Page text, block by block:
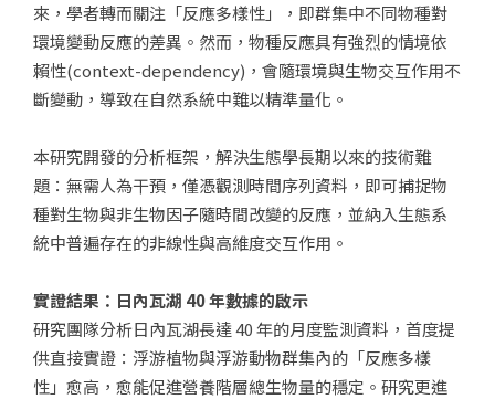
來，學者轉而關注「反應多樣性」，即群集中不同物種對
環境變動反應的差異。然而，物種反應具有強烈的情境依
賴性(context-dependency)，會隨環境與生物交互作用不
斷變動，導致在自然系統中難以精準量化。
本研究開發的分析框架，解決生態學長期以來的技術難
題：無需人為干預，僅憑觀測時間序列資料，即可捕捉物
種對生物與非生物因子隨時間改變的反應，並納入生態系
統中普遍存在的非線性與高維度交互作用。
實證結果：日內瓦湖 40 年數據的啟示
研究團隊分析日內瓦湖長達 40 年的月度監測資料，首度提
供直接實證：浮游植物與浮游動物群集內的「反應多樣
性」愈高，愈能促進營養階層總生物量的穩定。研究更進